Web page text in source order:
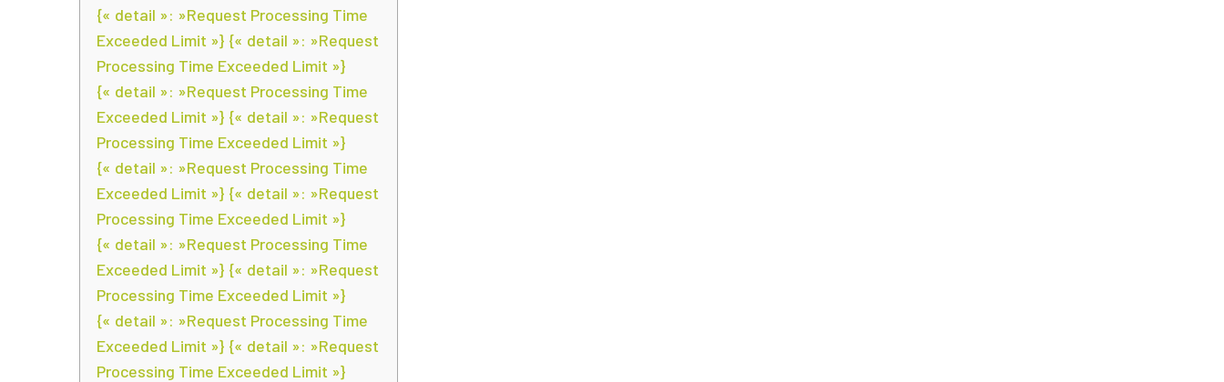
{« detail »: »Request Processing Time
Exceeded Limit »} {« detail »: »Request
Processing Time Exceeded Limit »}
{« detail »: »Request Processing Time
Exceeded Limit »} {« detail »: »Request
Processing Time Exceeded Limit »}
{« detail »: »Request Processing Time
Exceeded Limit »} {« detail »: »Request
Processing Time Exceeded Limit »}
{« detail »: »Request Processing Time
Exceeded Limit »} {« detail »: »Request
Processing Time Exceeded Limit »}
{« detail »: »Request Processing Time
Exceeded Limit »} {« detail »: »Request
Processing Time Exceeded Limit »}